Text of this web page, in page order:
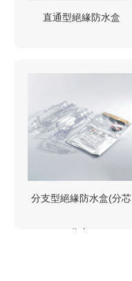
直通型絕緣防水盒
分支型絕緣防水盒(分芯
分支)